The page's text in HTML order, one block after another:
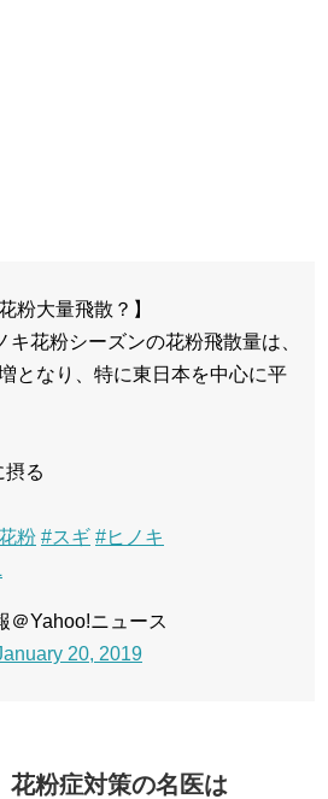
粉大量飛散？】
花粉シーズンの花粉飛散量は、
となり、特に東日本を中心に平
る
粉 #スギ #ヒノキ
Yahoo!ニュース
20, 2019
花粉症対策の名医は